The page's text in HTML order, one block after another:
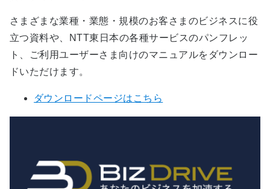
さまざまな業種・業態・規模のお客さまのビジネスに役
立つ資料や、NTT東日本の各種サービスのパンフレッ
ト、ご利用ユーザーさま向けのマニュアルをダウンロー
ドいただけます。
ダウンロードページはこちら